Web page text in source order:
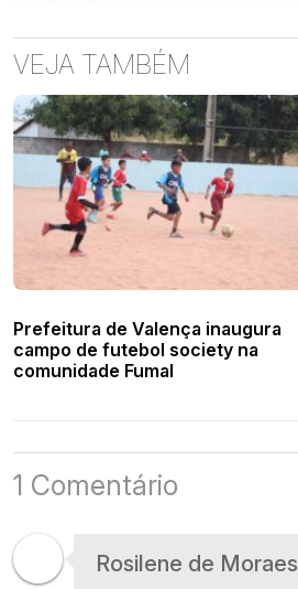
VEJA TAMBÉM
Prefeitura de Valença inaugura
campo de futebol society na
comunidade Fumal
1 Comentário
Rosilene de Moraes